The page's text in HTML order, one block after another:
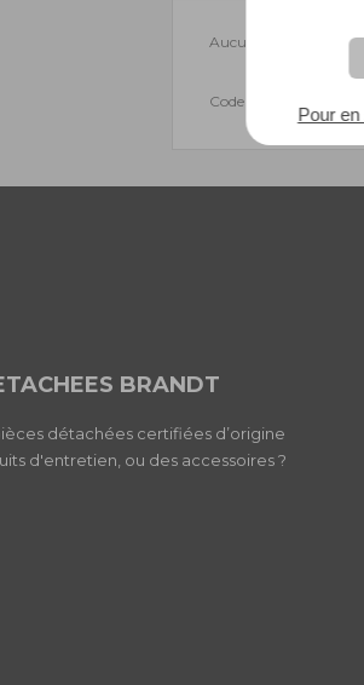
Pour
Aucune description.
Code EAN :
BRANDT
détachées certifiées d’origine
d'entretien, ou des accessoires ?